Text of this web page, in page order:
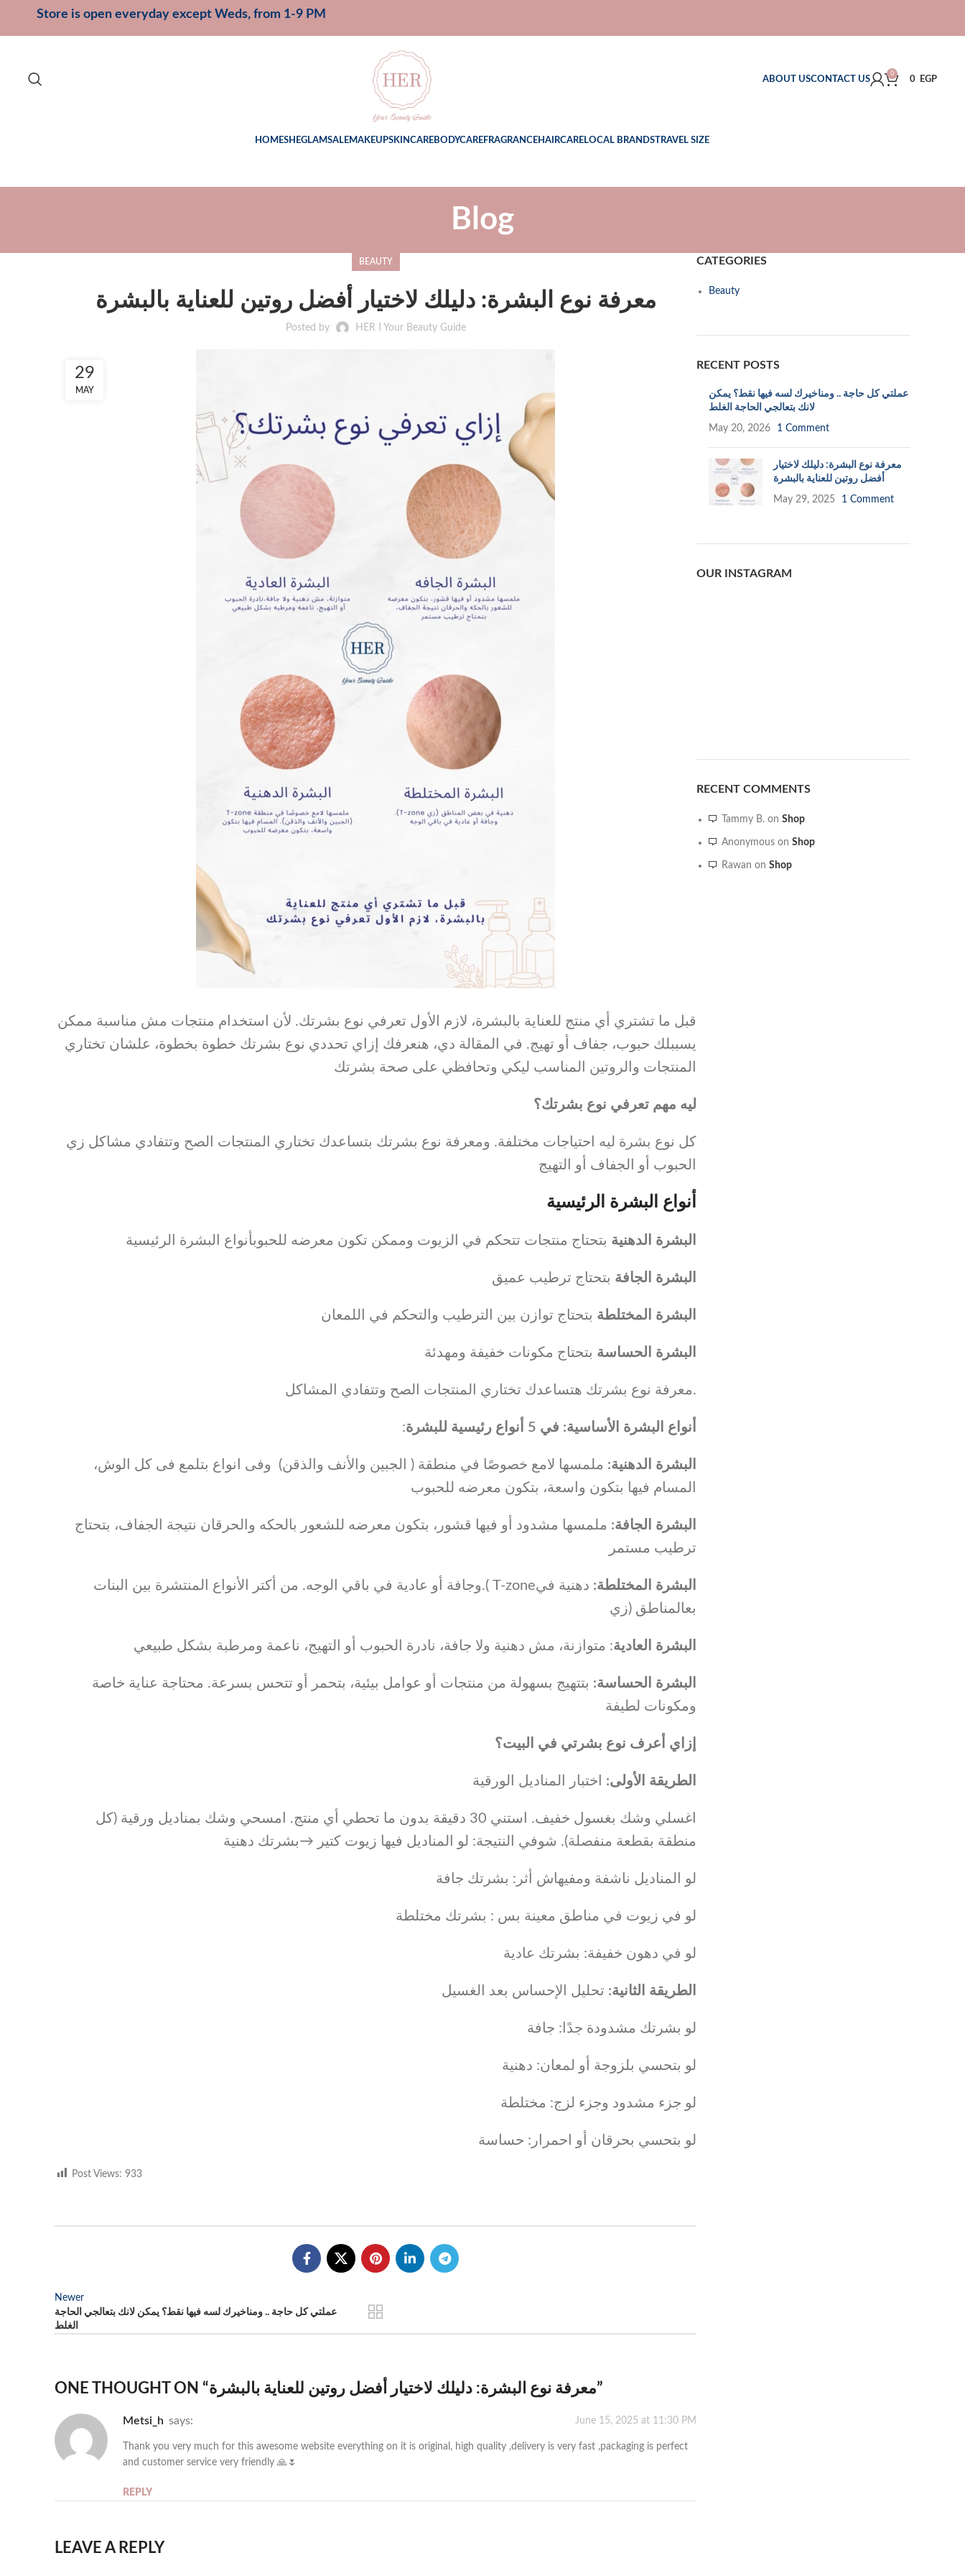
Store is open everyday except Weds, from 1-9 PM
ABOUT USCONTACT US
0
0 EGP
HOMESHEGLAMSALEMAKEUPSKINCAREBODYCAREFRAGRANCEHAIRCARELOCAL BRANDSTRAVEL SIZE
Blog
BEAUTY
معرفة نوع البشرة: دليلك لاختيار أفضل روتين للعناية بالبشرة
Posted by HER I Your Beauty Guide
29
MAY
قبل ما تشتري أي منتج للعناية بالبشرة، لازم الأول تعرفي نوع بشرتك. لأن استخدام منتجات مش مناسبة ممكن
يسببلك حبوب، جفاف أو تهيج. في المقالة دي، هنعرفك إزاي تحددي نوع بشرتك خطوة بخطوة، علشان تختاري
المنتجات والروتين المناسب ليكي وتحافظي على صحة بشرتك
ليه مهم تعرفي نوع بشرتك؟
كل نوع بشرة ليه احتياجات مختلفة. ومعرفة نوع بشرتك بتساعدك تختاري المنتجات الصح وتتفادي مشاكل زي
الحبوب أو الجفاف أو التهيج
أنواع البشرة الرئيسية
البشرة الدهنية بتحتاج منتجات تتحكم في الزيوت وممكن تكون معرضه للحبوبأنواع البشرة الرئيسية
البشرة الجافة بتحتاج ترطيب عميق
البشرة المختلطة بتحتاج توازن بين الترطيب والتحكم في اللمعان
البشرة الحساسة بتحتاج مكونات خفيفة ومهدئة
معرفة نوع بشرتك هتساعدك تختاري المنتجات الصح وتتفادي المشاكل.
: أنواع البشرة الأساسية: في 5 أنواع رئيسية للبشرة
البشرة الدهنية: ملمسها لامع خصوصًا في منطقة ( الجبين والأنف والذقن) وفى انواع بتلمع فى كل الوش،
المسام فيها بتكون واسعة، بتكون معرضه للحبوب
البشرة الجافة: ملمسها مشدود أو فيها قشور، بتكون معرضه للشعور بالحكه والحرقان نتيجة الجفاف، بتحتاج
ترطيب مستمر
وجافة أو عادية في باقي الوجه. من أكتر الأنواع المنتشرة بين البنات.( T-zone البشرة المختلطة: دهنية في
بعالمناطق (زي
البشرة العادية: متوازنة، مش دهنية ولا جافة، نادرة الحبوب أو التهيج، ناعمة ومرطبة بشكل طبيعي
البشرة الحساسة: بتتهيج بسهولة من منتجات أو عوامل بيئية، بتحمر أو تتحس بسرعة. محتاجة عناية خاصة
ومكونات لطيفة
إزاي أعرف نوع بشرتي في البيت؟
الطريقة الأولى: اختبار المناديل الورقية
اغسلي وشك بغسول خفيف. استني 30 دقيقة بدون ما تحطي أي منتج. امسحي وشك بمناديل ورقية (كل
منطقة بقطعة منفصلة). شوفي النتيجة: لو المناديل فيها زيوت كتير →بشرتك دهنية
لو المناديل ناشفة ومفيهاش أثر: بشرتك جافة
لو في زيوت في مناطق معينة بس : بشرتك مختلطة
لو في دهون خفيفة: بشرتك عادية
الطريقة الثانية: تحليل الإحساس بعد الغسيل
لو بشرتك مشدودة جدًا: جافة
لو بتحسي بلزوجة أو لمعان: دهنية
لو جزء مشدود وجزء لزج: مختلطة
لو بتحسي بحرقان أو احمرار: حساسة
Post Views: 933
Newer
عملتي كل حاجة .. ومناخيرك لسه فيها نقط؟ يمكن لانك بتعالجي الحاجة
الغلط
ONE THOUGHT ON “معرفة نوع البشرة: دليلك لاختيار أفضل روتين للعناية بالبشرة”
metsi_h says: June 15, 2025 at 11:30 PM
Thank you very much for this awesome website everything on it is original, high quality ,delivery is very fast ,packaging is perfect
and customer service very friendly 🙏🌷
REPLY
LEAVE A REPLY
CATEGORIES
Beauty
RECENT POSTS
عملتي كل حاجة .. ومناخيرك لسه فيها نقط؟ يمكن
لانك بتعالجي الحاجة الغلط
May 20, 2026 1 Comment
معرفة نوع البشرة: دليلك لاختيار
أفضل روتين للعناية بالبشرة
May 29, 2025 1 Comment
OUR INSTAGRAM
RECENT COMMENTS
Tammy B. on Shop
Anonymous on Shop
Rawan on Shop